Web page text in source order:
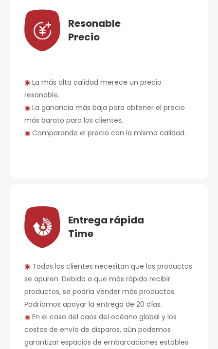
Resonable
Precio
◉ La más alta calidad merece un precio
resonable.
◉ La ganancia más baja para obtener el precio
más barato para los clientes.
◉ Comparando el precio con la misma calidad.
Entrega rápida
Time
◉ Todos los clientes necesitan que los productos
se apuren. Debido a que más rápido recibir
productos, se podría vender más productos.
Podríamos apoyar la entrega de 20 días.
◉ En el caso del caos del océano global y los
costos de envío de disparos, aún podemos
garantizar espacios de embarcaciones estables